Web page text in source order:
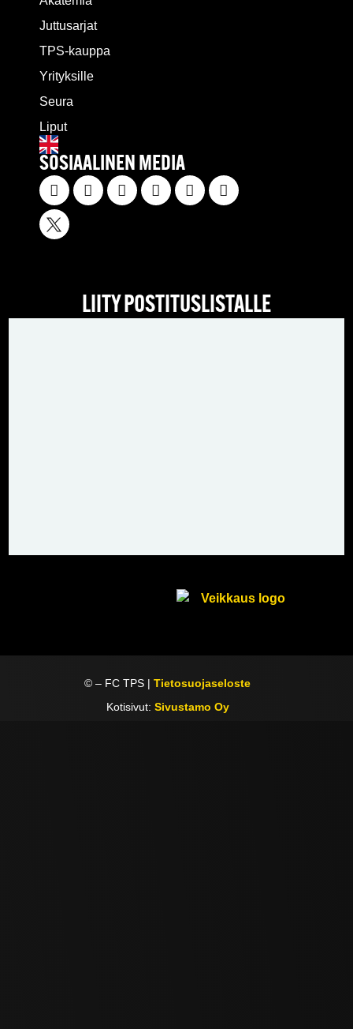
Juttusarjat
TPS-kauppa
Yrityksille
Seura
Liput
SOSIAALINEN MEDIA
LIITY POSTITUSLISTALLE
©– FC TPS |Tietosuojaseloste
Kotisivut: Sivustamo Oy